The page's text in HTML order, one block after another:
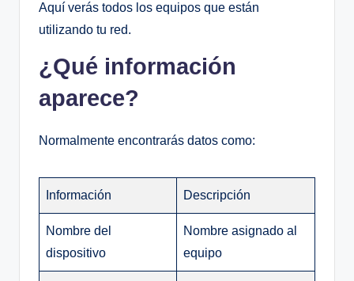
Aquí verás todos los equipos que están
utilizando tu red.
¿Qué información
aparece?
Normalmente encontrarás datos como:
Información Descripción
Nombre del
dispositivo
Nombre asignado al
equipo